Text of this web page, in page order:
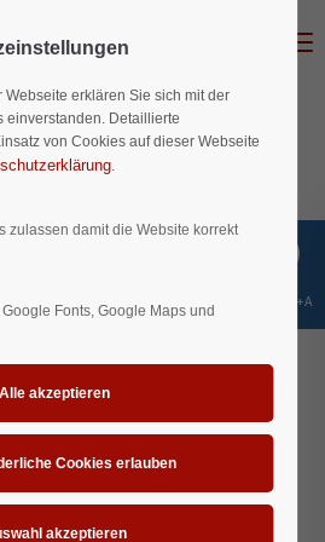
Samsa woke from troubled dreams,
in his bed into a horrible vermin. He
and if he lifted his head a little he
domed and divided by arches
was hardly able to cover it and
Webseite erklären Sie sich mit der
einverstanden. Detaillierte
von Cookies auf dieser Webseite
.
zulassen damit die Website korrekt
Fonts, Google Maps und
Shift+Alt+A